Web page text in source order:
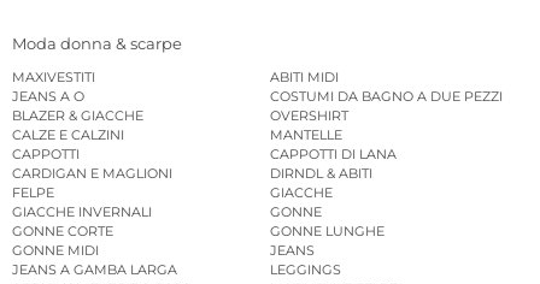
Moda donna & scarpe
MAXIVESTITI
ABITI MIDI
JEANS A O
COSTUMI DA BAGNO A DUE PEZZI
BLAZER & GIACCHE
OVERSHIRT
CALZE E CALZINI
MANTELLE
CAPPOTTI
CAPPOTTI DI LANA
CARDIGAN E MAGLIONI
DIRNDL & ABITI
FELPE
GIACCHE
GIACCHE INVERNALI
GONNE
GONNE CORTE
GONNE LUNGHE
GONNE MIDI
JEANS
JEANS A GAMBA LARGA
LEGGINGS